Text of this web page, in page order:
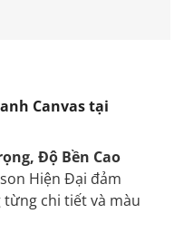
Canvas tại
Độ Bền Cao
Hiện Đại đảm
chi tiết và màu